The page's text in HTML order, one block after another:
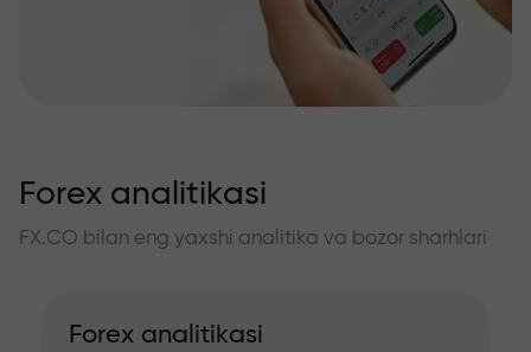
Forex analitikasi
FX.CO bilan eng yaxshi analitika va bozor sharhlari
Forex analitikasi